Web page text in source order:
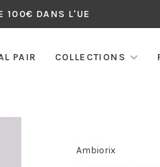
100€ DANS L'UE
PAIR COLLECTIONS
Ambiorix